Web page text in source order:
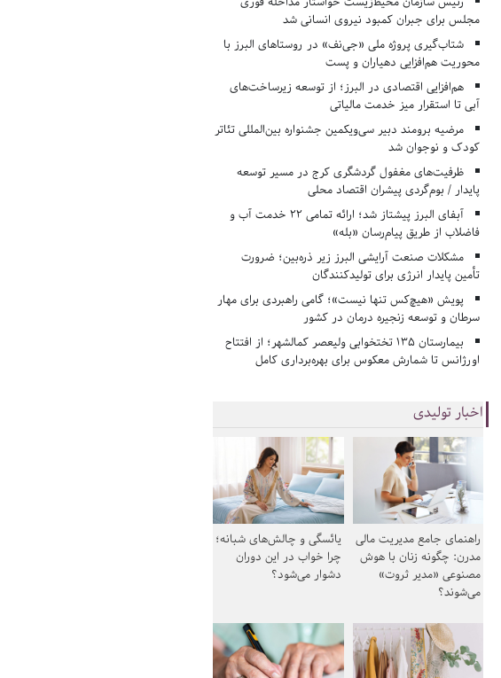
مجلس برای جبران کمبود نیروی انسانی شد
شتاب‌گیری پروژه ملی «جی‌نف» در روستاهای البرز با
محوریت هم‌افزایی دهیاران و پست
هم‌افزایی اقتصادی در البرز؛ از توسعه زیرساخت‌های
آبی تا استقرار میز خدمت مالیاتی
مرضیه برومند دبیر سی‌ویکمین جشنواره بین‌المللی تئاتر
کودک و نوجوان شد
ظرفیت‌های مغفول گردشگری کرج در مسیر توسعه
پایدار / بوم‌گردی پیشران اقتصاد محلی
آبفای البرز پیشتاز شد؛ ارائه تمامی ۲۲ خدمت آب و
فاضلاب از طریق پیام‌رسان «بله»
مشکلات صنعت آرایشی البرز زیر ذره‌بین؛ ضرورت
تأمین پایدار انرژی برای تولیدکنندگان
پویش «هیچ‌کس تنها نیست»؛ گامی راهبردی برای مهار
سرطان و توسعه زنجیره درمان در کشور
بیمارستان ۱۳۵ تختخوابی ولیعصر کمالشهر؛ از افتتاح
اورژانس تا شمارش معکوس برای بهره‌برداری کامل
اخبار تولیدی
راهنمای جامع مدیریت مالی
مدرن: چگونه زنان با هوش
مصنوعی «مدیر ثروت»
می‌شوند؟
یائسگی و چالش‌های شبانه؛
چرا خواب در این دوران
دشوار می‌شود؟